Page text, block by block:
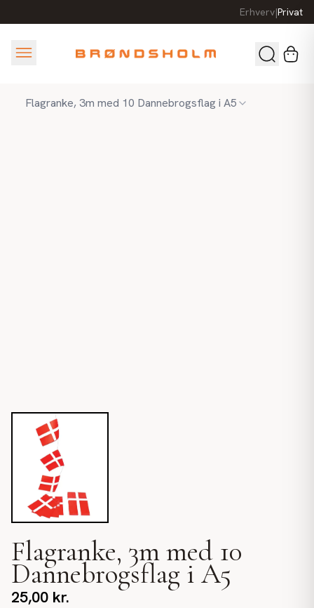
Erhverv|Privat
Flagranke, 3m med 10 Dannebrogsflag i A5
Flagranke, 3m med 10
Dannebrogsflag i A5
25,00 kr.